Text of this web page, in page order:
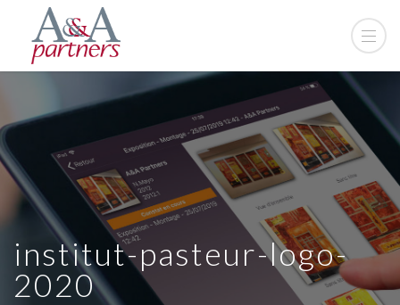
institut-pasteur-logo-
2020